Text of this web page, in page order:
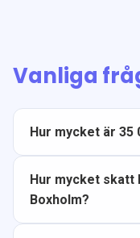
Vanliga
Hur mycket är 35
Hur mycket skatt
Boxholm?